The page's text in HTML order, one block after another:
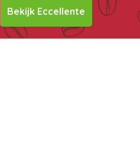
Bekijk Eccellente